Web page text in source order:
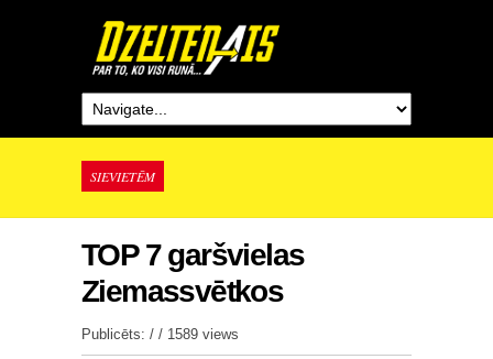
SIEVIETĒM
TOP 7 garšvielas
Ziemassvētkos
Publicēts: / / 1589 views